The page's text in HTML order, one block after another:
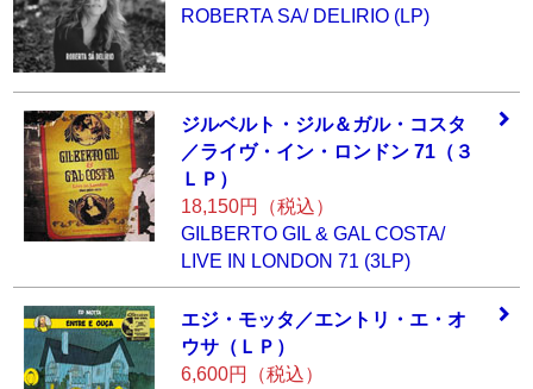
ROBERTA SA/ DELIRIO (LP)
ジルベルト・ジル＆ガル・コスタ
／ライヴ・イン・ロ ンドン 71（３
ＬＰ ）
18,150円（税込）
GILBERTO GIL & GAL COSTA/
LIVE IN LONDON 71 (3LP)
エジ・モッタ／エントリ・エ・オ
ウサ（ＬＰ）
6,600円（税込）